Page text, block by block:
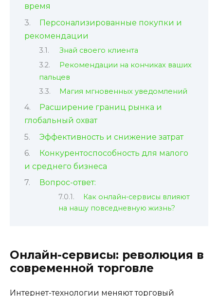
время
Персонализированные покупки и
рекомендации
Знай своего клиента
Рекомендации на кончиках ваших
пальцев
Магия мгновенных уведомлений
Расширение границ рынка и
глобальный охват
Эффективность и снижение затрат
Конкурентоспособность для малого
и среднего бизнеса
Вопрос-ответ:
Как онлайн-сервисы влияют
на нашу повседневную жизнь?
Онлайн-сервисы: революция в
современной торговле
Интернет-технологии меняют торговый